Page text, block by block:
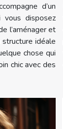
d’un
vous disposez
l’aménager et
idéale
chose qui
chic avec des